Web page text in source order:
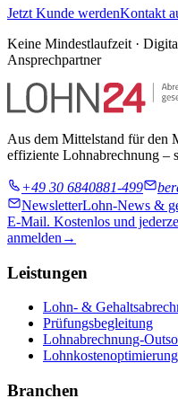
Jetzt Kunde werdenKontakt
Keine Mindestlaufzeit ·
Ansprechpartner
Aus dem Mittelstand für den
effiziente Lohnabrechnung –
+49 30 6840881-499
NewsletterLohn-News &
E-Mail. Kostenlos und
anmelden →
Leistungen
Lohn- &
Prüfungsbegleitung
Lohnabrechnung-
Lohnkostenoptimierung
Branchen